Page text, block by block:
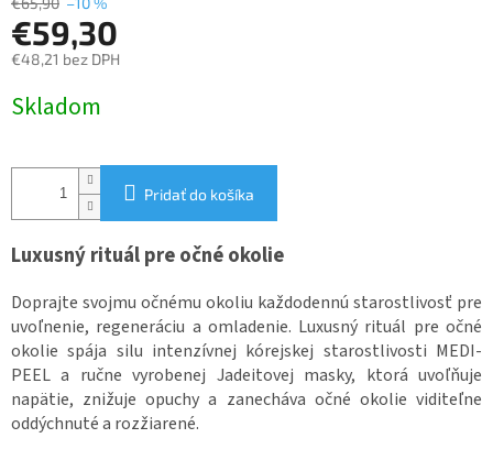
€59,30
€48,21 bez DPH
cena:
Skladom
Pridať do košíka
Luxusný rituál pre očné okolie
Doprajte svojmu očnému okoliu každodennú starostlivosť pre
uvoľnenie, regeneráciu a omladenie. Luxusný rituál pre očné
okolie spája silu intenzívnej kórejskej starostlivosti MEDI-
PEEL a ručne vyrobenej Jadeitovej masky, ktorá uvoľňuje
napätie, znižuje opuchy a zanecháva očné okolie viditeľne
oddýchnuté a rozžiarené.